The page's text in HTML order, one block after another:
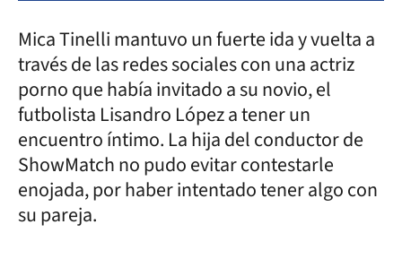
Mica Tinelli mantuvo un fuerte ida y vuelta a
través de las redes sociales con una actriz
porno que había invitado a su novio, el
futbolista Lisandro López a tener un
encuentro íntimo. La hija del conductor de
ShowMatch no pudo evitar contestarle
enojada, por haber intentado tener algo con
su pareja.